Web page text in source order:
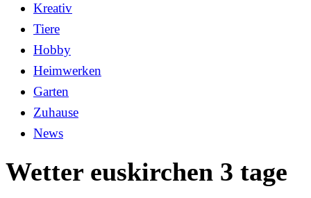
Kreativ
Tiere
Hobby
Heimwerken
Garten
Zuhause
News
Wetter euskirchen 3 tage